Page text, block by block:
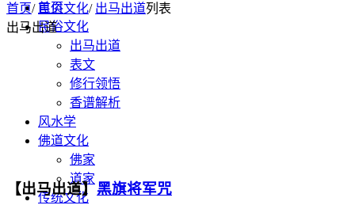
首页
民俗文化
出马出道
表文
修行领悟
香谱解析
风水学
佛道文化
佛家
道家
传统文化
首页/民俗文化/ 出马出道列表
出马出道
【出马出道】黑旗将军咒